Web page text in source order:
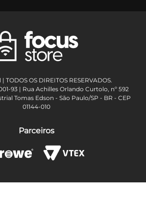
TODOS OS DIREITOS RESERVADOS.
93 | Rua Achilles Orlando Curtolo, nº 592
Tomas Edson - São Paulo/SP - BR - CEP
01144-010
Parceiros